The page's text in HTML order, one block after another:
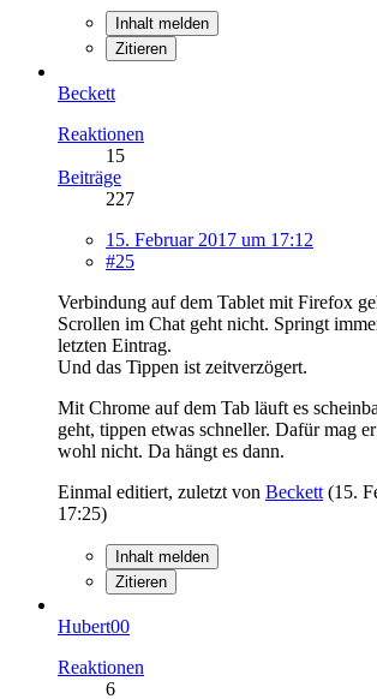
Inhalt melden
Zitieren
Beckett
Reaktionen
15
Beiträge
227
15. Februar 2017 um 17:12
#25
Verbindung auf dem Tablet mit Firefox
Scrollen im Chat geht nicht. Springt
letzten Eintrag.
Und das Tippen ist zeitverzögert.
Mit Chrome auf dem Tab läuft es
geht, tippen etwas schneller. Dafür mag
wohl nicht. Da hängt es dann.
Einmal editiert, zuletzt von Beckett (15.
17:25)
Inhalt melden
Zitieren
Hubert00
Reaktionen
6